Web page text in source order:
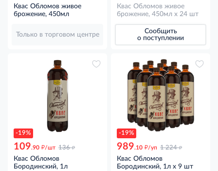
Квас Обломов живое
брожение, 450мл
Только в торговом центре
Квас Обломов живое
брожение, 450мл x 24 шт
Сообщить
о поступлении
-19%
109.90 д/шт 136 д
Квас Обломов
Бородинский, 1л
-19%
989.10 д/уп 1 224 д
Квас Обломов
Бородинский, 1л x 9 шт